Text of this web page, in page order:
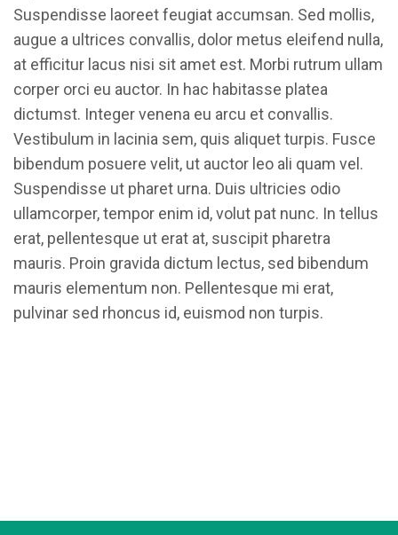
Suspendisse laoreet feugiat accumsan. Sed mollis,
augue a ultrices convallis, dolor metus eleifend nulla,
at efficitur lacus nisi sit amet est. Morbi rutrum ullam
corper orci eu auctor. In hac habitasse platea
dictumst. Integer venena eu arcu et convallis.
Vestibulum in lacinia sem, quis aliquet turpis. Fusce
bibendum posuere velit, ut auctor leo ali quam vel.
Suspendisse ut pharet urna. Duis ultricies odio
ullamcorper, tempor enim id, volut pat nunc. In tellus
erat, pellentesque ut erat at, suscipit pharetra
mauris. Proin gravida dictum lectus, sed bibendum
mauris elementum non. Pellentesque mi erat,
pulvinar sed rhoncus id, euismod non turpis.